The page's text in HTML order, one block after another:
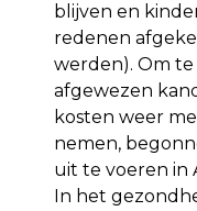
blijven en
redenen
werden). Om
afgewezen
kosten weer
nemen,
uit te voeren in
In het